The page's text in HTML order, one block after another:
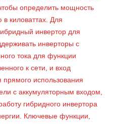
определить мощность
киловаттах. Для
инвертор для
инверторы с
тока для функции
к сети, и вход
прямого использования
с аккумуляторным входом,
гибридного инвертора
Ключевые функции,